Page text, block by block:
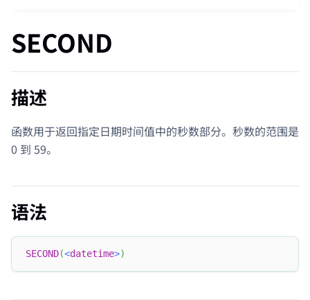
SECOND
描述
函数用于返回指定日期时间值中的秒数部分。秒数的范围是
0 到 59。
语法
SECOND(<datetime>)